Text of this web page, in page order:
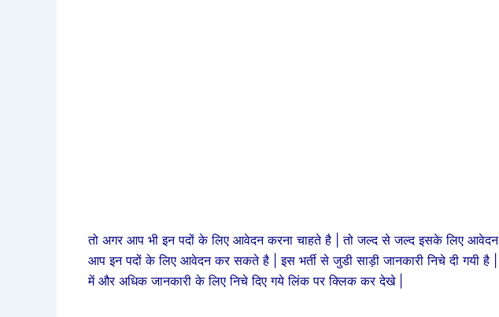
तो अगर आप भी इन पदों के लिए आवेदन करना चाहते है | तो जल्द से जल्द इसके लिए आवेदन
आप इन पदों के लिए आवेदन कर सकते है | इस भर्ती से जुडी साड़ी जानकारी निचे दी गयी
में और अधिक जानकारी के लिए निचे दिए गये लिंक पर क्लिक कर देखे |